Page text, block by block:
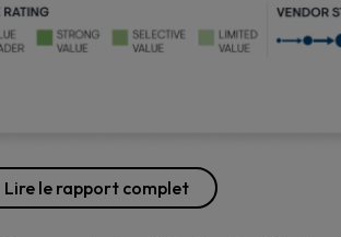
Lire le rapport complet